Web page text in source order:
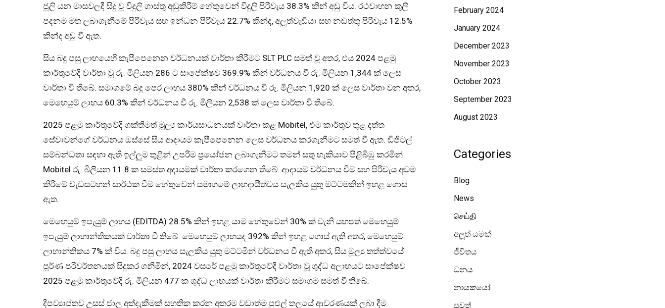
ජූලි යන මාසවලදී සිදු වූ විදුලි ගාස්තු අඩුකිරීම් හේතුවෙන් විදුලි පිරිවැය 38.3% කින් අඩු විය. රථවාහන කුලී
පදනම මත ලබාගැනීමේ පිරිවැය සහ ඉන්ධන පිරිවැය 22.7% කින්ද, අලුත්වැඩියා සහ නඩත්තු පිරිවැය 12.5%
කින්ද අඩු වී ඇත.
සිය බදු පසු ලාභයෙහි කැපීපෙනෙන වර්ධනයක් වාර්තා කිරීමට SLT PLC සමත් වූ අතර, එය 2024 පළමු
කාර්තුවේදී වාර්තා වූ රු. මිලියන 286 ට සාපේක්ෂව 369.9% කින් වර්ධනය වී රු. මිලියන 1,344 ක් ලෙස
වාර්තා වී තිබේ. සමාගමේ බදු පෙර ලාභය 380% කින් වර්ධනය වී රු. මිලියන 1,920 ක් ලෙස වාර්තා වන අතර,
මෙහෙයුම් ලාභය 60.3% කින් වර්ධනය වී රු. මිලියන 2,538 ක් ලෙස වාර්තා වී තිබේ.
2025 පළමු කාර්තුවේදී ශක්තිමත් මූල්‍ය කාර්යසාධනයක් වාර්තා කළ Mobitel, එම කාර්තුව තුළ දත්ත
සේවාවන්ගේ වර්ධනය ඔස්සේ සිය ආදායම කැපීපෙනෙන ලෙස වර්ධනය කරගැනීමට සමත් වී ඇත. ඩිජිටල්
සම්බන්ධතා සඳහා ඇති ඉල්ලුම තුළින් උපරිම ප්‍රයෝජන ලබාගැනීමට තමන් සතු හැකියාව පිළිබිඹු කරමින්
Mobitel රු. බිලියන 11.8 ක සමස්ත අදායමක් වාර්තා කරගෙන තිබේ. ආදායම වර්ධනය වීම සහ පිරිවැය අවම
කිරීමේ වැඩසටහන් සාර්ථක වීම හේතුවෙන් සමාගමේ ලාභදායීත්වය සැලකිය යුතු මට්ටමකින් ඉහළ ගොස්
ඇත.
මෙහෙයුම් ඉපැයුම් ලාභය (EDITDA) 28.5% කින් ඉහළ යාම හේතුවෙන් 30% ක් වැනි යහපත් මෙහෙයුම්
ඉපැයුම් ලාභාන්තිකයක් වාර්තා වී තිබේ. මෙහෙයුම් ලාභයද 392% කින් ඉහළ ගොස් ඇති අතර, මෙහෙයුම්
ලාභාන්තිකය 7% ක් විය. බදු පසු ලාභය සැලකිය යුතු මට්ටමින් වර්ධනය වී ඇති අතර, සිය මූල්‍ය තත්ත්වයේ
පූර්ණ පරිවර්තනයක් සිදුකර ගනිමින්, 2024 වසරේ පළමු කාර්තුවේදී වාර්තා වූ ශුද්ධ අලාභයට සාපේක්ෂව
2025 පළමු කාර්තුවේදී රු. මිලියන 477 ක ශුද්ධ ලාභයක් වාර්තා කිරීමට සමාගම සමත් වී තිබේ.
දීපව්‍යාප්තව උසස් ජාල අත්දැකීමක් සහතික කරන අතරම වඩාත්ම පුළුල් තලයේ ආවරණයක් ලබා දීම
February 2024
January 2024
December 2023
November 2023
October 2023
September 2023
August 2023
Categories
Blog
News
செய்தி
අලූත් යමක්
ජීවිතය
ධනය
නායකයෝ
පුවත්